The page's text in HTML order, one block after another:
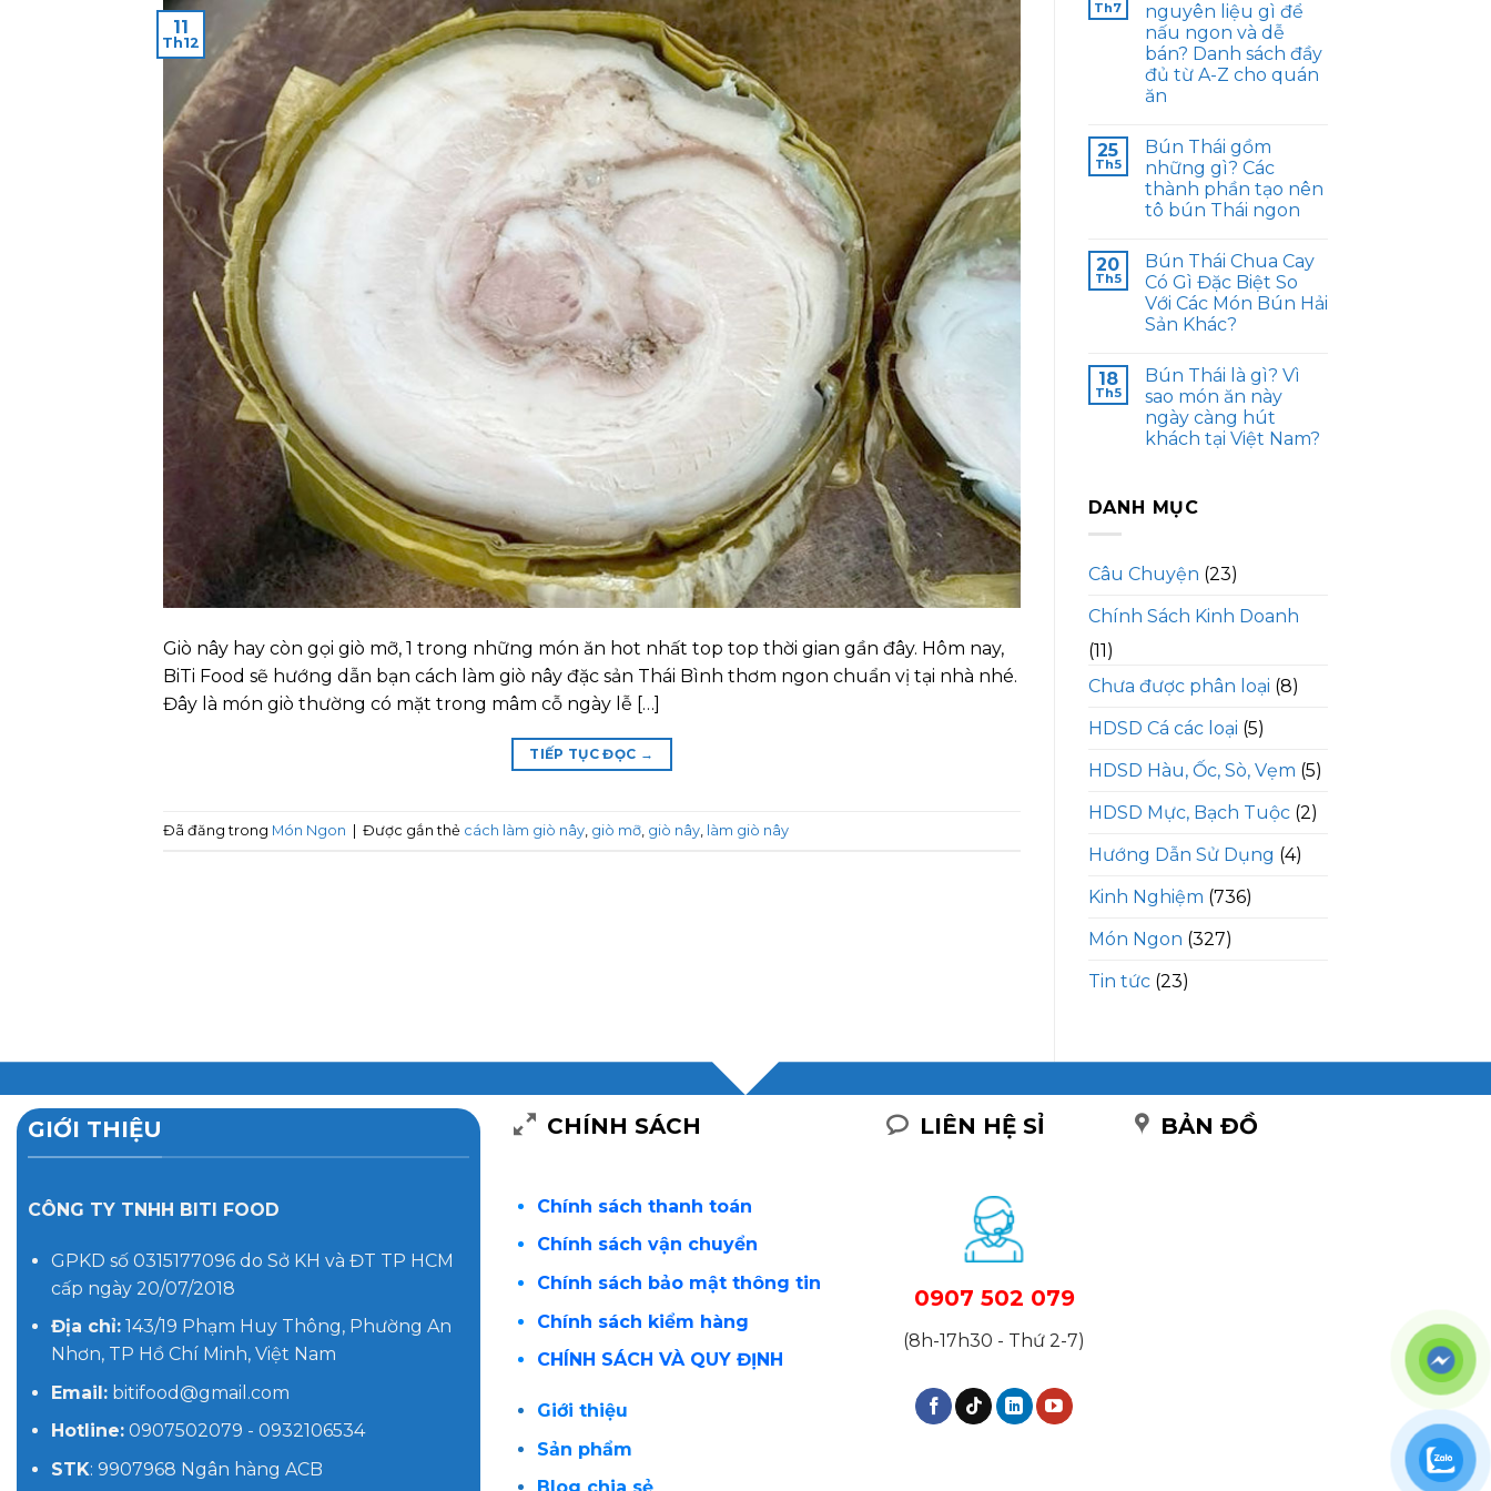
11
Th12
Giò nây hay còn gọi giò mỡ, 1 trong những món ăn hot nhất top top thời gian gần đây. Hôm nay,
BiTi Food sẽ hướng dẫn bạn cách làm giò nây đặc sản Thái Bình thơm ngon chuẩn vị tại nhà nhé.
Đây là món giò thường có mặt trong mâm cỗ ngày lễ […]
TIẾP TỤC ĐỌC →
Đã đăng trong Món Ngon | Được gắn thẻ cách làm giò nây giò mỡ giò nây làm giò nây
Th7
nguyên liệu gì để
nấu ngon và dễ
bán? Danh sách đầy
đủ từ A-Z cho quán
ăn
25
Th5
Bún Thái gồm
những gì? Các
thành phần tạo nên
tô bún Thái ngon
20
Th5
Bún Thái Chua Cay
Có Gì Đặc Biệt So
Với Các Món Bún Hải
Sản Khác?
18
Th5
Bún Thái là gì? Vì
sao món ăn này
ngày càng hút
khách tại Việt Nam?
DANH MỤC
Câu Chuyện (23)
Chính Sách Kinh Doanh
(11)
Chưa được phân loại (8)
HDSD Cá các loại (5)
HDSD Hàu, Ốc, Sò, Vẹm (5)
HDSD Mực, Bạch Tuộc(2)
Hướng Dẫn Sử Dụng (4)
Kinh Nghiệm (736)
Món Ngon (327)
Tin tức(23)
GIỚI THIỆU
CÔNG TY TNHH BITI FOOD
GPKD số 0315177096 do Sở KH và ĐT TP HCM
cấp ngày 20/07/2018
Địa chỉ:143/19 Phạm Huy Thông, Phường An
Nhơn, TP Hồ Chí Minh, Việt Nam
Email:bitifood@gmail.com
Hotline:0907502079 - 0932106534
STK: 9907968 Ngân hàng ACB
CHÍNH SÁCH
Chính sách thanh toán
Chính sách vận chuyển
Chính sách bảo mật thông tin
Chính sách kiểm hàng
CHÍNH SÁCH VÀ QUY ĐỊNH
Giới thiệu
Sản phẩm
LIÊN HỆ SỈ
0907 502 079
(8h-17h30 - Thứ 2-7)
BẢN ĐỒ